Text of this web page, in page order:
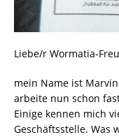
Liebe/r Wormatia-
mein Name ist
arbeite nun schon
Einige kennen mich
Geschäftsstelle. Was